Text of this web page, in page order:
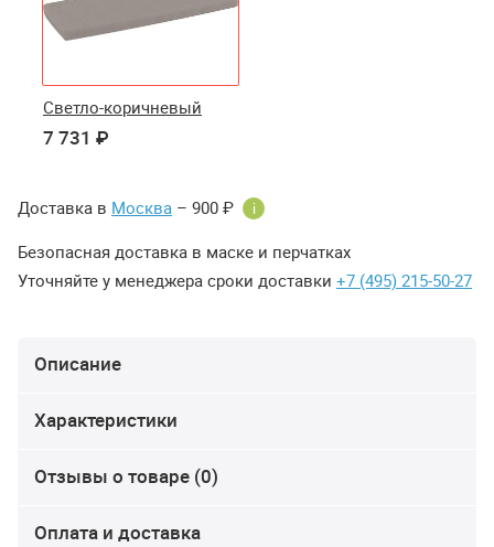
Светло-коричневый
7 731 ₽
Доставка в Москва – 900 ₽ i
Безопасная доставка в маске и перчатках
Уточняйте у менеджера сроки доставки +7 (495) 215-50-27
Описание
Характеристики
Отзывы о товаре (0)
Оплата и доставка